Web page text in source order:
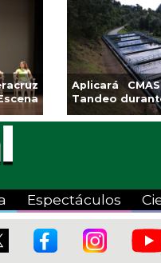
la
Continúa
2026 con
lúdicas y expo
Espectáculos